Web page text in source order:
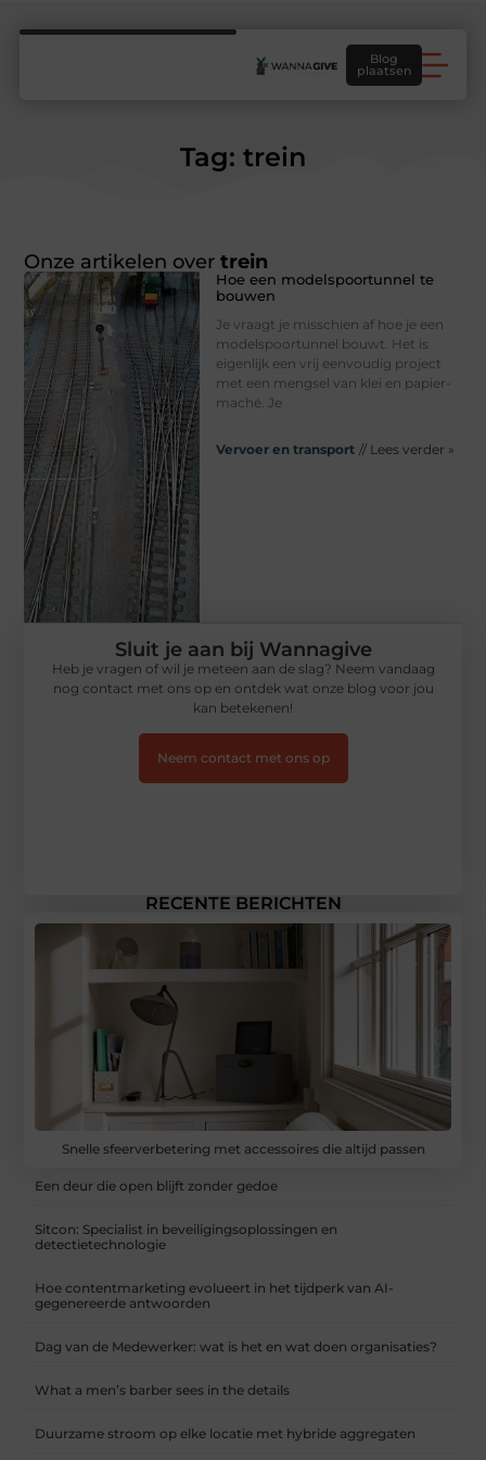
Blog
plaatsen
Tag: trein
Onze artikelen overtrein
Hoe een modelspoortunnel te
bouwen
Je vraagt je misschien af hoe je een
modelspoortunnel bouwt. Het is
eigenlijk een vrij eenvoudig project
met een mengsel van klei en papier-
maché. Je
Vervoer en transport // Lees verder »
RECENTE BERICHTEN
Snelle sfeerverbetering met accessoires die altijd passen
Een deur die open blijft zonder gedoe
Sitcon: Specialist in beveiligingsoplossingen en
detectietechnologie
Hoe contentmarketing evolueert in het tijdperk van AI-
gegenereerde antwoorden
Dag van de Medewerker: wat is het en wat doen organisaties?
What a men’s barber sees in the details
Duurzame stroom op elke locatie met hybride aggregaten
Sluit je aan bij Wannagive
Heb je vragen of wil je meteen aan de slag? Neem vandaag
nog contact met ons op en ontdek wat onze blog voor jou
kan betekenen!
Neem contact met ons op